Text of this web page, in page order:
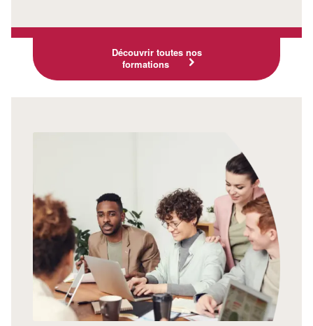
Découvrir toutes nos
formations